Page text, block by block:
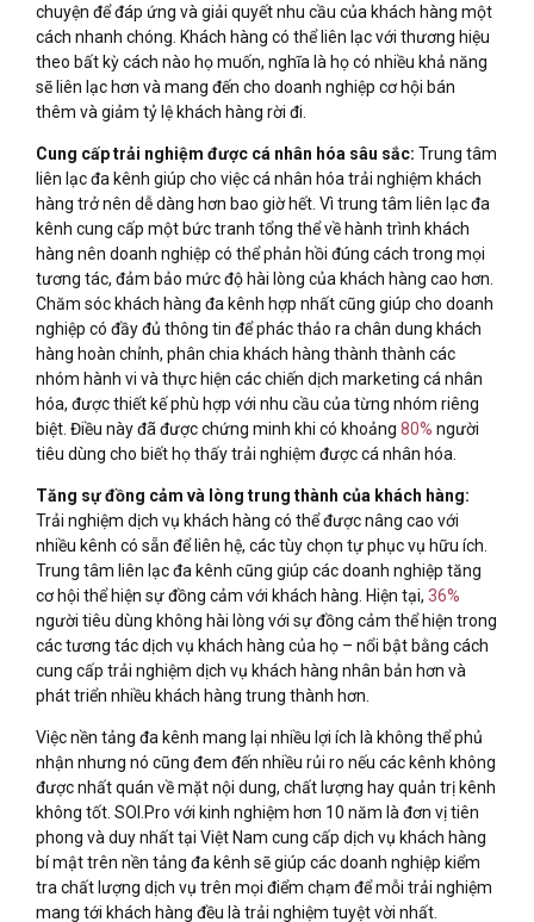
chuyện để đáp ứng và giải quyết nhu cầu của khách hàng một
cách nhanh chóng. Khách hàng có thể liên lạc với thương hiệu
theo bất kỳ cách nào họ muốn, nghĩa là họ có nhiều khả năng
sẽ liên lạc hơn và mang đến cho doanh nghiệp cơ hội bán
thêm và giảm tỷ lệ khách hàng rời đi.
Cung cấp trải nghiệm được cá nhân hóa sâu sắc: Trung tâm
liên lạc đa kênh giúp cho việc cá nhân hóa trải nghiệm khách
hàng trở nên dễ dàng hơn bao giờ hết. Vì trung tâm liên lạc đa
kênh cung cấp một bức tranh tổng thể về hành trình khách
hàng nên doanh nghiệp có thể phản hồi đúng cách trong mọi
tương tác, đảm bảo mức độ hài lòng của khách hàng cao hơn.
Chăm sóc khách hàng đa kênh hợp nhất cũng giúp cho doanh
nghiệp có đầy đủ thông tin để phác thảo ra chân dung khách
hàng hoàn chỉnh, phân chia khách hàng thành thành các
nhóm hành vi và thực hiện các chiến dịch marketing cá nhân
hóa, được thiết kế phù hợp với nhu cầu của từng nhóm riêng
biệt. Điều này đã được chứng minh khi có khoảng 80% người
tiêu dùng cho biết họ thấy trải nghiệm được cá nhân hóa.
Tăng sự đồng cảm và lòng trung thành của khách hàng:
Trải nghiệm dịch vụ khách hàng có thể được nâng cao với
nhiều kênh có sẵn để liên hệ, các tùy chọn tự phục vụ hữu ích.
Trung tâm liên lạc đa kênh cũng giúp các doanh nghiệp tăng
cơ hội thể hiện sự đồng cảm với khách hàng. Hiện tại, 36%
người tiêu dùng không hài lòng với sự đồng cảm thể hiện trong
các tương tác dịch vụ khách hàng của họ – nổi bật bằng cách
cung cấp trải nghiệm dịch vụ khách hàng nhân bản hơn và
phát triển nhiều khách hàng trung thành hơn.
Việc nền tảng đa kênh mang lại nhiều lợi ích là không thể phủ
nhận nhưng nó cũng đem đến nhiều rủi ro nếu các kênh không
được nhất quán về mặt nội dung, chất lượng hay quản trị kênh
không tốt. SOI.Pro với kinh nghiệm hơn 10 năm là đơn vị tiên
phong và duy nhất tại Việt Nam cung cấp dịch vụ khách hàng
bí mật trên nền tảng đa kênh sẽ giúp các doanh nghiệp kiểm
tra chất lượng dịch vụ trên mọi điểm chạm để mỗi trải nghiệm
mang tới khách hàng đều là trải nghiệm tuyệt vời nhất.